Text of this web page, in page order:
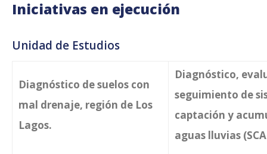
Prensa
Iniciativas en ejecución
Unidad de Estudios
Diagnóstico de suelos con
mal drenaje, región de Los
Lagos.
Diagnóstico,
seguimiento de
captación y
aguas lluvias